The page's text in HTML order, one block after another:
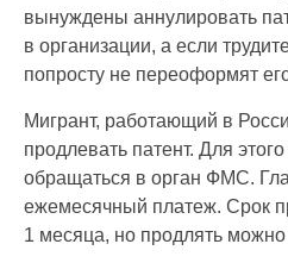
вынуждены аннулировать
в организации, а если
попросту не переоформят
Мигрант, работающий в
продлевать патент. Для
обращаться в орган ФМС.
ежемесячный платеж. Срок
1 месяца, но продлять можно